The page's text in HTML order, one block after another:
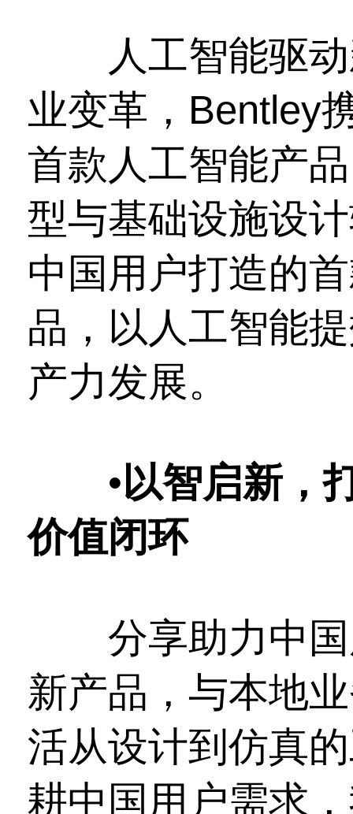
人工智能驱动
业变革，Bentley
首款人工智能产
型与基础设施设
中国用户打造的
品，以人工智能
产力发展。
•以智启新，
价值闭环
分享助力中国
新产品，与本地
活从设计到仿真
耕中国用户需求